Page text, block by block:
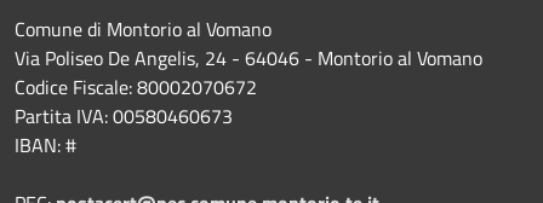
Comune di Montorio al Vomano
Via Poliseo De Angelis, 24 - 64046 - Montorio al Vomano
Codice Fiscale: 80002070672
Partita IVA: 00580460673
IBAN: #